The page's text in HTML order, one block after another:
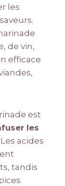
les
de vin,
efficace
est
les
Les acides
tandis